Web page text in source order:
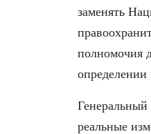
заменять
полномочия
определении
реальные